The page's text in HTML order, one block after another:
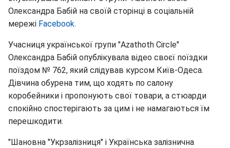
Олександра Бабій на своїй сторінці в соціальній
мережі Facebook.
Учасниця української групи "Azathoth Circle"
Олександра Бабій опублікувала відео своєї поїздки
поїздом № 762, який слідував курсом Київ-Одеса.
Дівчина обурена тим, що ходять по салону
коробейники і пропонують свої товари, а стюарди
спокійно спостерігають за цим і не намагаються їм
перешкодити.
"Шановна "Укрзалізниця" і Українська залізнична